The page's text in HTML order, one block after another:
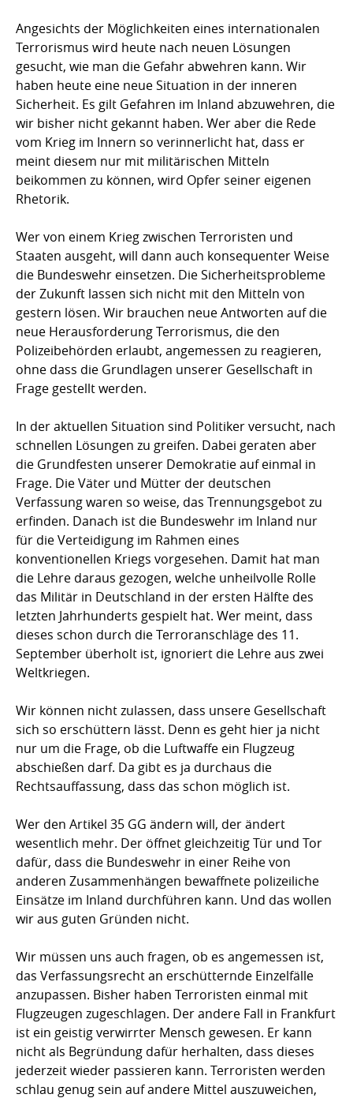
Angesichts der Möglichkeiten eines internationalen
Terrorismus wird heute nach neuen Lösungen
gesucht, wie man die Gefahr abwehren kann. Wir
haben heute eine neue Situation in der inneren
Sicherheit. Es gilt Gefahren im Inland abzuwehren, die
wir bisher nicht gekannt haben. Wer aber die Rede
vom Krieg im Innern so verinnerlicht hat, dass er
meint diesem nur mit militärischen Mitteln
beikommen zu können, wird Opfer seiner eigenen
Rhetorik.
Wer von einem Krieg zwischen Terroristen und
Staaten ausgeht, will dann auch konsequenter Weise
die Bundeswehr einsetzen. Die Sicherheitsprobleme
der Zukunft lassen sich nicht mit den Mitteln von
gestern lösen. Wir brauchen neue Antworten auf die
neue Herausforderung Terrorismus, die den
Polizeibehörden erlaubt, angemessen zu reagieren,
ohne dass die Grundlagen unserer Gesellschaft in
Frage gestellt werden.
In der aktuellen Situation sind Politiker versucht, nach
schnellen Lösungen zu greifen. Dabei geraten aber
die Grundfesten unserer Demokratie auf einmal in
Frage. Die Väter und Mütter der deutschen
Verfassung waren so weise, das Trennungsgebot zu
erfinden. Danach ist die Bundeswehr im Inland nur
für die Verteidigung im Rahmen eines
konventionellen Kriegs vorgesehen. Damit hat man
die Lehre daraus gezogen, welche unheilvolle Rolle
das Militär in Deutschland in der ersten Hälfte des
letzten Jahrhunderts gespielt hat. Wer meint, dass
dieses schon durch die Terroranschläge des 11.
September überholt ist, ignoriert die Lehre aus zwei
Weltkriegen.
Wir können nicht zulassen, dass unsere Gesellschaft
sich so erschüttern lässt. Denn es geht hier ja nicht
nur um die Frage, ob die Luftwaffe ein Flugzeug
abschießen darf. Da gibt es ja durchaus die
Rechtsauffassung, dass das schon möglich ist.
Wer den Artikel 35 GG ändern will, der ändert
wesentlich mehr. Der öffnet gleichzeitig Tür und Tor
dafür, dass die Bundeswehr in einer Reihe von
anderen Zusammenhängen bewaffnete polizeiliche
Einsätze im Inland durchführen kann. Und das wollen
wir aus guten Gründen nicht.
Wir müssen uns auch fragen, ob es angemessen ist,
das Verfassungsrecht an erschütternde Einzelfälle
anzupassen. Bisher haben Terroristen einmal mit
Flugzeugen zugeschlagen. Der andere Fall in Frankfurt
ist ein geistig verwirrter Mensch gewesen. Er kann
nicht als Begründung dafür herhalten, dass dieses
jederzeit wieder passieren kann. Terroristen werden
schlau genug sein auf andere Mittel auszuweichen,